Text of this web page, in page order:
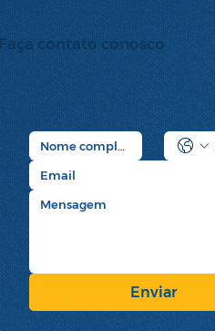
Enviar
Faça contato conosco
Área do associado